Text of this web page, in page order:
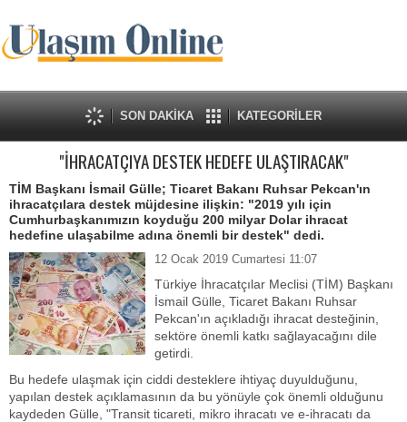
SON DAKİKA KATEGORİLER
"İHRACATÇIYA DESTEK HEDEFE ULAŞTIRACAK"
TİM Başkanı İsmail Gülle; Ticaret Bakanı Ruhsar Pekcan'ın
ihracatçılara destek müjdesine ilişkin: "2019 yılı için
Cumhurbaşkanımızın koyduğu 200 milyar Dolar ihracat
hedefine ulaşabilme adına önemli bir destek" dedi.
12 Ocak 2019 Cumartesi 11:07
Türkiye İhracatçılar Meclisi (TİM) Başkanı
İsmail Gülle, Ticaret Bakanı Ruhsar
Pekcan'ın açıkladığı ihracat desteğinin,
sektöre önemli katkı sağlayacağını dile
getirdi.
Bu hedefe ulaşmak için ciddi desteklere ihtiyaç duyulduğunu,
yapılan destek açıklamasının da bu yönüyle çok önemli olduğunu
kaydeden Gülle, "Transit ticareti, mikro ihracatı ve e-ihracatı da